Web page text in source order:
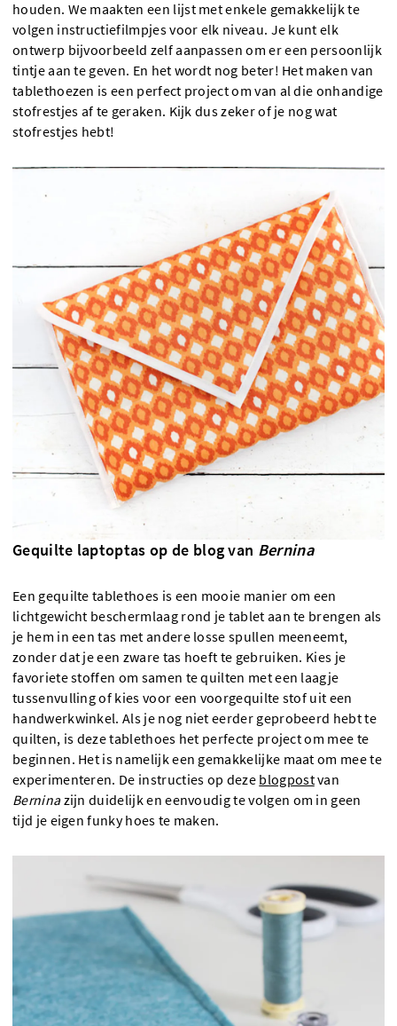
houden. We maakten een lijst met enkele gemakkelijk te
volgen instructiefilmpjes voor elk niveau. Je kunt elk
ontwerp bijvoorbeeld zelf aanpassen om er een persoonlijk
tintje aan te geven. En het wordt nog beter! Het maken van
tablethoezen is een perfect project om van al die onhandige
stofrestjes af te geraken. Kijk dus zeker of je nog wat
stofrestjes hebt!
Gequilte laptoptas op de blog van Bernina
Een gequilte tablethoes is een mooie manier om een
lichtgewicht beschermlaag rond je tablet aan te brengen als
je hem in een tas met andere losse spullen meeneemt,
zonder dat je een zware tas hoeft te gebruiken. Kies je
favoriete stoffen om samen te quilten met een laagje
tussenvulling of kies voor een voorgequilte stof uit een
handwerkwinkel. Als je nog niet eerder geprobeerd hebt te
quilten, is deze tablethoes het perfecte project om mee te
beginnen. Het is namelijk een gemakkelijke maat om mee te
experimenteren. De instructies op deze blogpostvan
Bernina zijn duidelijk en eenvoudig te volgen om in geen
tijd je eigen funky hoes te maken.